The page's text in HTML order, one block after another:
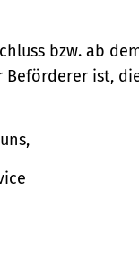
bzw. ab
ist,